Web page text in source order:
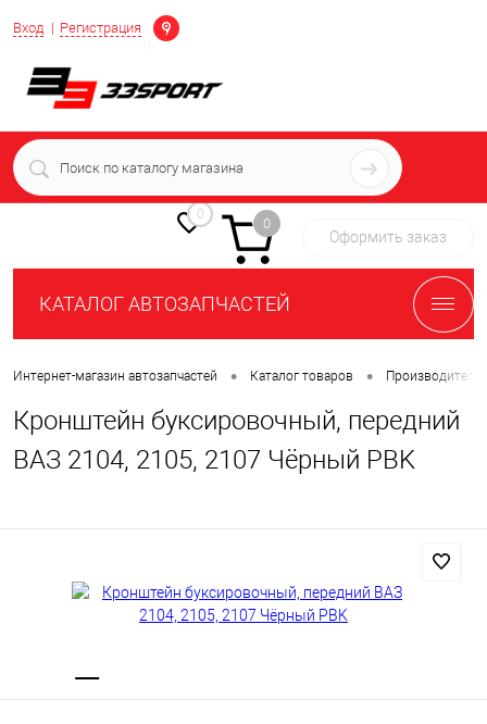
Вход Регистрация
Определение
+7 (939) 716-10-06
пн-пт 7:00-16:00 МСК
0
0
Оформить заказ
КАТАЛОГ АВТОЗАПЧАСТЕЙ
Интернет-магазин автозапчастей • Каталог товаров • Производители
Кронштейн буксировочный, передний
ВАЗ 2104, 2105, 2107 Чёрный PBK